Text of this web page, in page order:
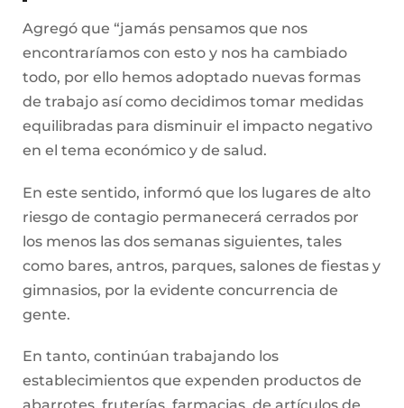
Agregó que “jamás pensamos que nos
encontraríamos con esto y nos ha cambiado
todo, por ello hemos adoptado nuevas formas
de trabajo así como decidimos tomar medidas
equilibradas para disminuir el impacto negativo
en el tema económico y de salud.
En este sentido, informó que los lugares de alto
riesgo de contagio permanecerá cerrados por
los menos las dos semanas siguientes, tales
como bares, antros, parques, salones de fiestas y
gimnasios, por la evidente concurrencia de
gente.
En tanto, continúan trabajando los
establecimientos que expenden productos de